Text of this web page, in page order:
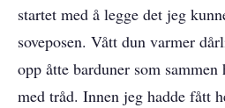
startet med å legge det jeg
soveposen. Vått dun varmer
opp åtte barduner som
med tråd. Innen jeg hadde fått